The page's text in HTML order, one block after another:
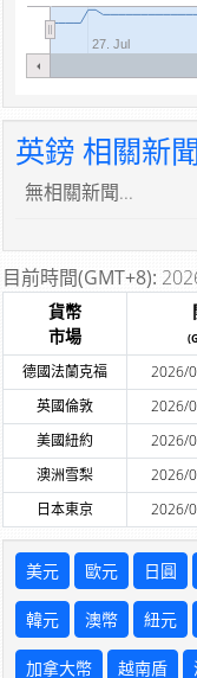
27. Jul
英鎊 相關新聞
無相關新聞...
目前時間(GMT+8):
貨幣
市場
德國法蘭克福 2026/
英國倫敦
2026/
美國紐約
2026/
澳洲雪梨
2026/
日本東京
2026/
美元 歐元 日圓
韓元 澳幣 紐元
加拿大幣 越南盾